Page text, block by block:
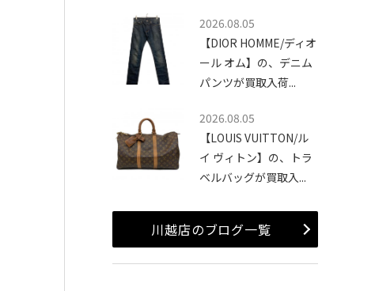
2026.08.05
【DIOR HOMME/ディオ
ール オム】の、デニム
パンツが買取入荷...
2026.08.05
【LOUIS VUITTON/ル
イ ヴィトン】の、トラ
ベルバッグが買取入...
川越店のブログ一覧